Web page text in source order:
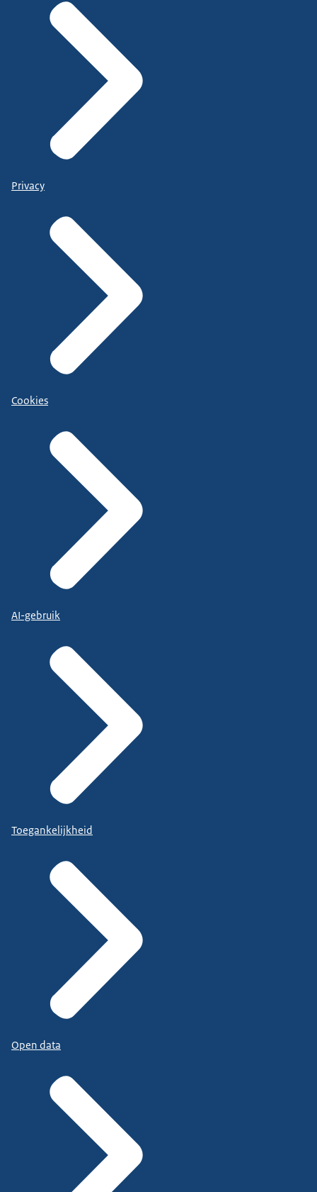
Privacy
Cookies
AI-gebruik
Toegankelijkheid
Open data